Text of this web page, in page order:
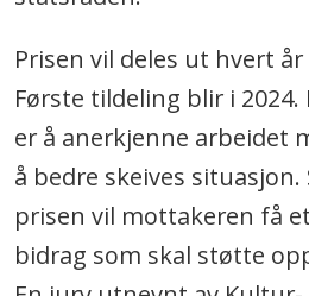
Prisen vil deles ut hvert
Første tildeling blir i
er å anerkjenne arbeidet
å bedre skeives
prisen vil mottakeren få
bidrag som skal støtte